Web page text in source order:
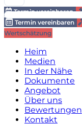
Termin vereinbaren
Termin vereinbaren
Wertschätzung
Heim
Medien
In der Nähe
Dokumente
Angebot
Über uns
Bewertungen
Kontakt